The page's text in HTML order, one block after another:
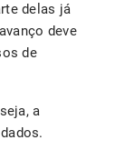
delas já
deve
de
a